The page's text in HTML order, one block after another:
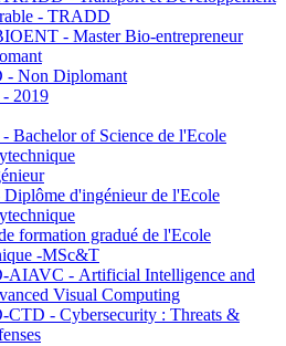
- TRADD
- Master Bio-entrepreneur
- Non Diplomant
- 2019
Bachelor of Science de l'Ecole
d'ingénieur de l'Ecole
formation gradué de l'Ecole
-MSc&T
AIAVC - Artificial Intelligence and
Visual Computing
CTD - Cybersecurity : Threats &